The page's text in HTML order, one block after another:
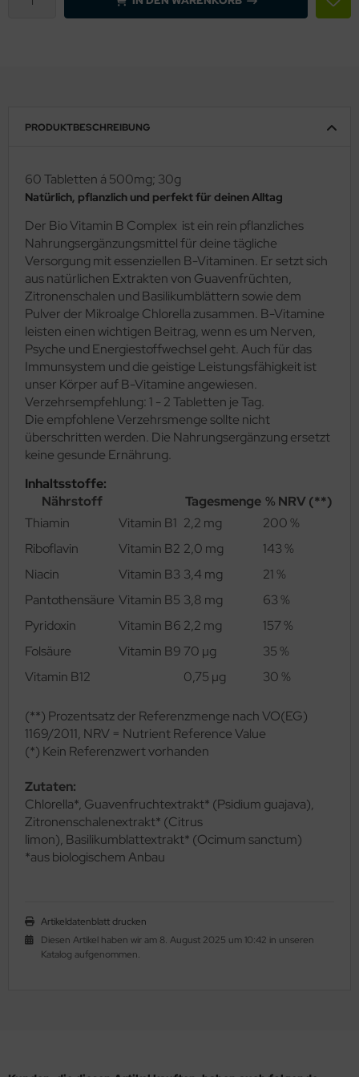
PRODUKTBESCHREIBUNG
60 Tabletten á 500mg; 30g
Natürlich, pflanzlich und perfekt für deinen Alltag
Der Bio Vitamin B Complex ist ein rein pflanzliches
Nahrungsergänzungsmittel für deine tägliche
Versorgung mit essenziellen B-Vitaminen. Er setzt sich
aus natürlichen Extrakten von Guavenfrüchten,
Zitronenschalen und Basilikumblättern sowie dem
Pulver der Mikroalge Chlorella zusammen. B-Vitamine
leisten einen wichtigen Beitrag, wenn es um Nerven,
Psyche und Energiestoffwechsel geht. Auch für das
Immunsystem und die geistige Leistungsfähigkeit ist
unser Körper auf B-Vitamine angewiesen.
Verzehrsempfehlung: 1 - 2 Tabletten je Tag.
Die empfohlene Verzehrsmenge sollte nicht
überschritten werden. Die Nahrungsergänzung ersetzt
keine gesunde Ernährung.
Inhaltsstoffe:
Nährstoff
Tagesmenge % NRV (**)
Thiamin
Vitamin B1 2,2 mg
200 %
Riboflavin
Vitamin B2 2,0 mg
143 %
Niacin
Vitamin B3 3,4 mg
21 %
Pantothensäure Vitamin B5 3,8 mg
63 %
Pyridoxin
Vitamin B6 2,2 mg
157 %
Folsäure
Vitamin B9 70 µg
35 %
Vitamin B12
0,75 µg 30 %
(**) Prozentsatz der Referenzmenge nach VO(EG)
1169/2011, NRV = Nutrient Reference Value
(*) Kein Referenzwert vorhanden
Zutaten:
Chlorella*, Guavenfruchtextrakt* (Psidium guajava),
Zitronenschalenextrakt* (Citrus
limon), Basilikumblattextrakt* (Ocimum sanctum)
*aus biologischem Anbau
Artikeldatenblatt drucken
Diesen Artikel haben wir am 8. August 2025 um 10:42 in unseren
Katalog aufgenommen.